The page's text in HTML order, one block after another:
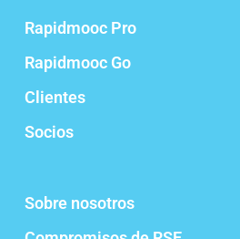
Rapidmooc Pro
Rapidmooc Go
Clientes
Socios
Sobre nosotros